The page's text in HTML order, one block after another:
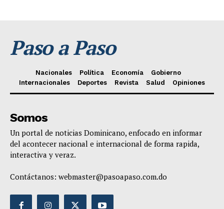
Paso a Paso
Nacionales Política Economía
Gobierno
Internacionales
Deportes Revista Salud Opiniones
Somos
Un portal de noticias Dominicano, enfocado en informar
del acontecer nacional e internacional de forma rapida,
interactiva y veraz.
Contáctanos: webmaster@pasoapaso.com.do